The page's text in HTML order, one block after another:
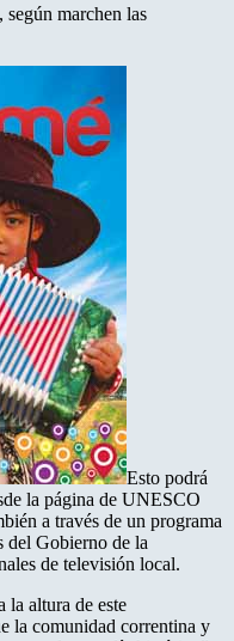
marchen las
Esto podrá
la página de UNESCO
a través de un programa
del Gobierno de la
de televisión local.
la altura de este
la comunidad correntina y